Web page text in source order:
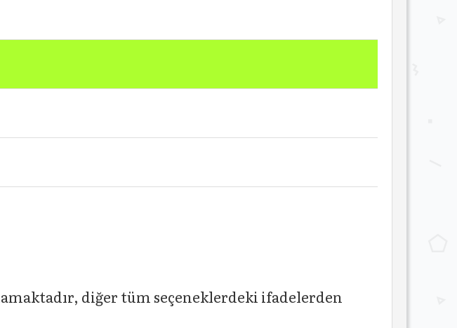
diğer tüm seçeneklerdeki ifadelerden